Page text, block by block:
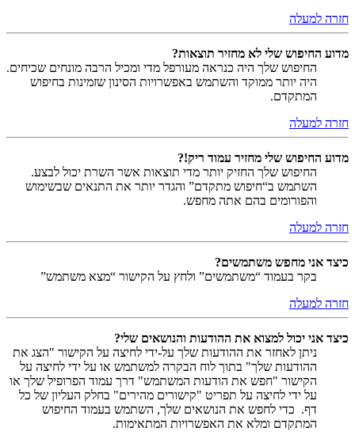
חזרה למעלה
מדוע החיפוש שלי לא מחזיר תוצאות?
החיפוש שלך היה כנראה מעורפל מדי ומכיל הרבה מונחים שכיחים.
היה יותר ממוקד והשתמש באפשרויות הסינון שזמינות בחיפוש
המתקדם.
חזרה למעלה
מדוע החיפוש שלי מחזיר עמוד ריק!?
החיפוש שלך החזיק יותר מדי תוצאות אשר השרת יכול לבצע.
השתמש ב“חיפוש מתקדם” והגדר יותר את התנאים שבשימוש
והפורומים בהם אתה מחפש.
חזרה למעלה
כיצד אני מחפש משתמשים?
בקר בעמוד “משתמשים” ולחץ על הקישור “מצא משתמש”
חזרה למעלה
כיצד אני יכול למצוא את ההודעות והנושאים שלי?
ניתן לאחזר את ההודעות שלך על-ידי לחיצה על הקישור "הצג את
ההודעות שלך" בתוך לוח הבקרה למשתמש או על ידי לחיצה על
הקישור "חפש את הודעות המשתמש" דרך עמוד הפרופיל שלך או
על ידי לחיצה על תפריט "קישורים מהירים" בחלק העליון של כל
דף. כדי לחפש את הנושאים שלך, השתמש בעמוד החיפוש
המתקדם ומלא את האפשרויות המתאימות.